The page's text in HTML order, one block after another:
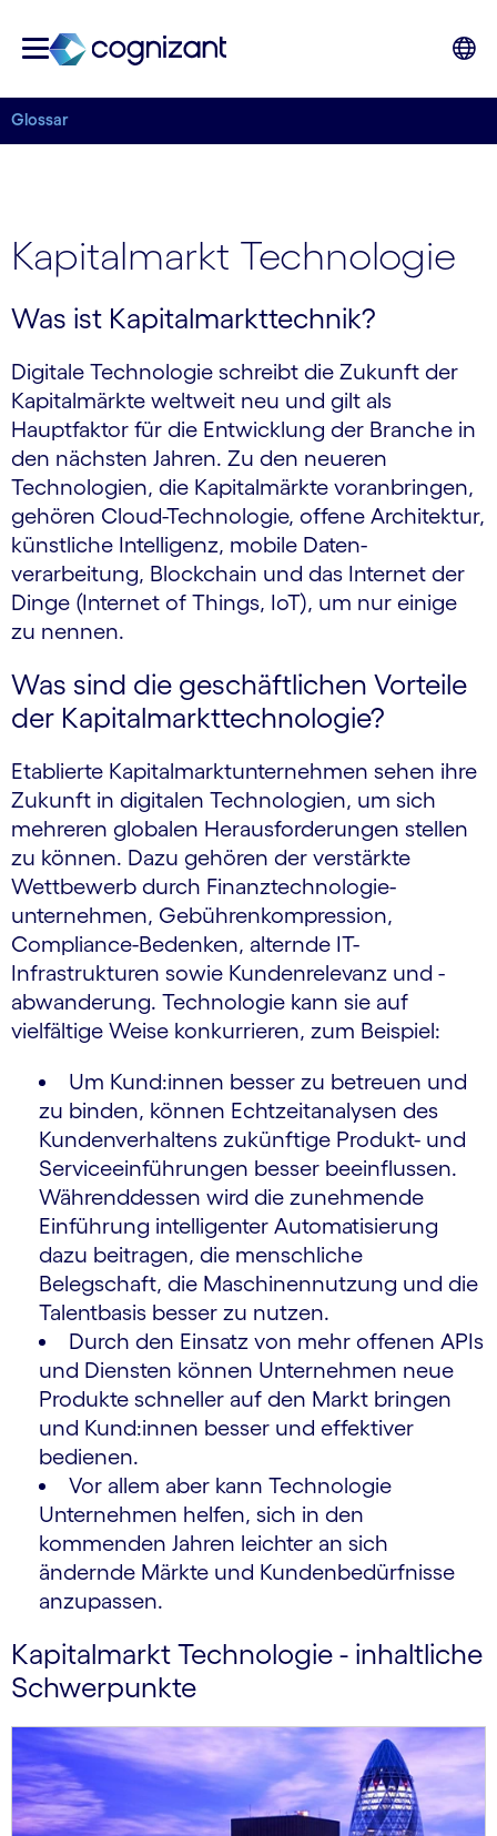
Glossar
Kapitalmarkt Technologie
Was ist Kapitalmarkttechnik?
Digitale Technologie schreibt die Zukunft der
Kapitalmärkte weltweit neu und gilt als
Hauptfaktor für die Entwicklung der Branche in
den nächsten Jahren. Zu den neueren
Technologien, die Kapitalmärkte voranbringen,
gehören Cloud-Technologie, offene Architektur,
künstliche Intelligenz, mobile Daten­
verarbeitung, Blockchain und das Internet der
Dinge (Internet of Things, IoT), um nur einige
zu nennen.
Was sind die geschäftlichen Vorteile
der Kapitalmarkt­technologie?
Etablierte Kapitalmarkt­unternehmen sehen ihre
Zukunft in digitalen Technologien, um sich
mehreren globalen Herausforderungen stellen
zu können. Dazu gehören der verstärkte
Wettbewerb durch Finanztechnologie­
unternehmen, Gebührenkompression,
Compliance-Bedenken, alternde IT-
Infrastrukturen sowie Kundenrelevanz und -
abwanderung. Technologie kann sie auf
vielfältige Weise konkurrieren, zum Beispiel:
Um Kund:innen besser zu betreuen und
zu binden, können Echtzeitanalysen des
Kundenverhaltens zukünftige Produkt- und
Serviceeinführungen besser beeinflussen.
Währenddessen wird die zunehmende
Einführung intelligenter Automatisierung
dazu beitragen, die menschliche
Belegschaft, die Maschinennutzung und die
Talentbasis besser zu nutzen.
Durch den Einsatz von mehr offenen APIs
und Diensten können Unternehmen neue
Produkte schneller auf den Markt bringen
und Kund:innen besser und effektiver
bedienen.
Vor allem aber kann Technologie
Unternehmen helfen, sich in den
kommenden Jahren leichter an sich
ändernde Märkte und Kundenbedürfnisse
anzupassen.
Kapitalmarkt Technologie - inhaltliche
Schwerpunkte